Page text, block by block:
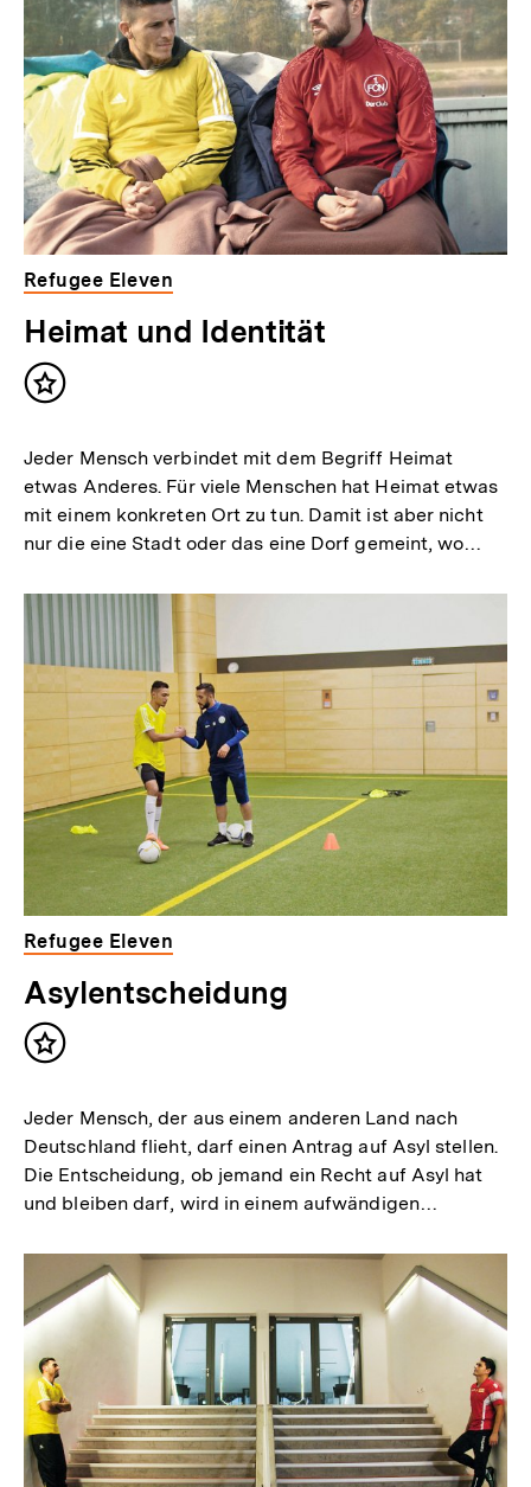
Refugee Eleven
Heimat und Identität
Inhalt
Jeder Mensch verbindet mit dem Begriff Heimat
etwas Anderes. Für viele Menschen hat Heimat etwas
mit einem konkreten Ort zu tun. Damit ist aber nicht
nur die eine Stadt oder das eine Dorf gemeint, wo…
Refugee Eleven
Asylentscheidung
Inhalt
Jeder Mensch, der aus einem anderen Land nach
Deutschland flieht, darf einen Antrag auf Asyl stellen.
Die Entscheidung, ob jemand ein Recht auf Asyl hat
und bleiben darf, wird in einem aufwändigen…